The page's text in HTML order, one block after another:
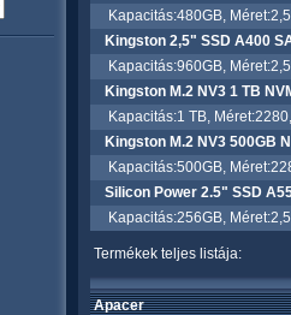
Kapacitás:480GB,
Kingston 2,5" SSD A400
Kapacitás:960GB,
Kingston M.2 NV3 1 TB
Kapacitás:1 TB,
Kingston M.2 NV3 500GB
Kapacitás:500GB,
Silicon Power 2.5" SSD
Kapacitás:256GB, Méret:2,5
Termékek teljes listája:
Apacer